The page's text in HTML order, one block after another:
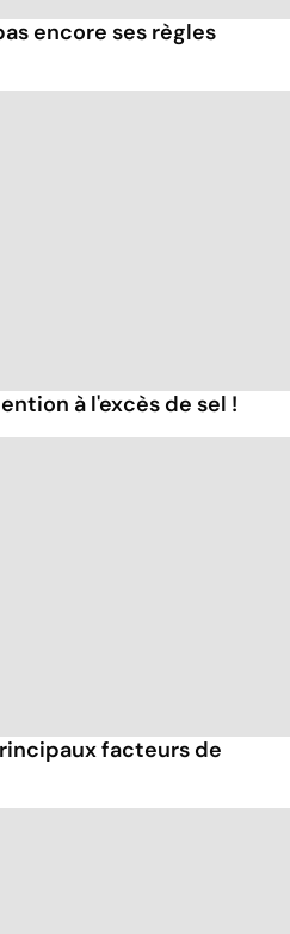
encore ses règles
à l'excès de sel !
facteurs de